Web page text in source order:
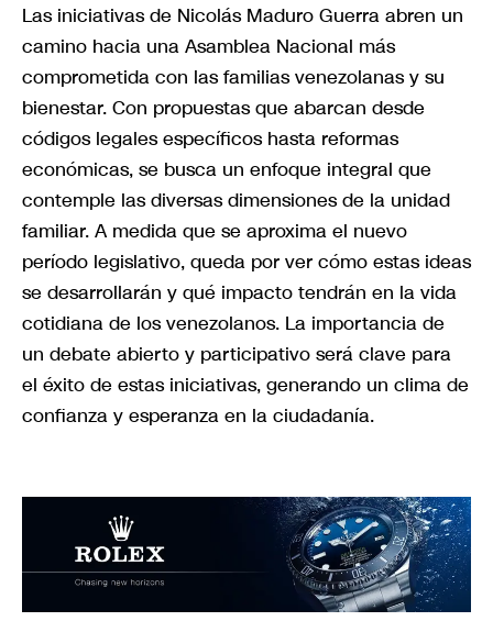
Las iniciativas de Nicolás Maduro Guerra abren un
camino hacia una Asamblea Nacional más
comprometida con las familias venezolanas y su
bienestar. Con propuestas que abarcan desde
códigos legales específicos hasta reformas
económicas, se busca un enfoque integral que
contemple las diversas dimensiones de la unidad
familiar. A medida que se aproxima el nuevo
período legislativo, queda por ver cómo estas ideas
se desarrollarán y qué impacto tendrán en la vida
cotidiana de los venezolanos. La importancia de
un debate abierto y participativo será clave para
el éxito de estas iniciativas, generando un clima de
confianza y esperanza en la ciudadanía.